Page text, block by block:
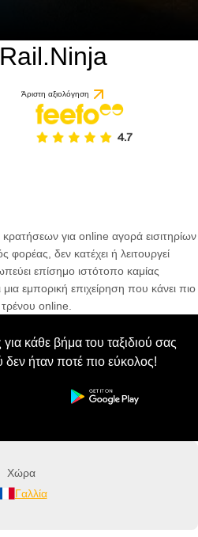
Rail.Ninja
Άριστη αξιολόγηση
για online αγορά εισιτηρίων
φορέας, δεν κατέχει ή λειτουργεί
επίσημο ιστότοπο καμίας
μια εμπορική επιχείρηση που κάνει πιο
online.
κάθε βήμα του ταξιδιού σας
ήταν ποτέ πιο εύκολος!
Χώρα
Γαλλία